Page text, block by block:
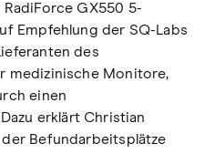
GX550 5-
Empfehlung der SQ-Labs
des
medizinische Monitore,
einen
erklärt Christian
Befundarbeitsplätze